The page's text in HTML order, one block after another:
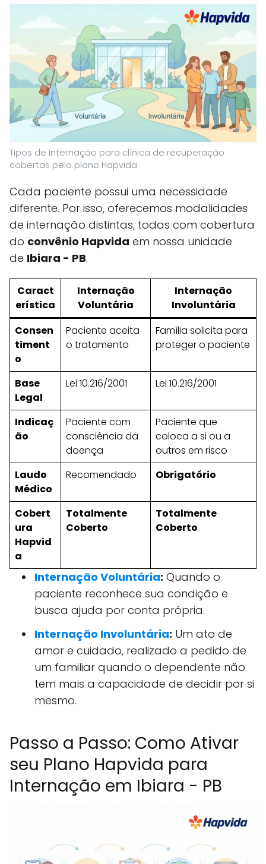
Tipos de Internação para clínica de recuperação
cobertas pelo plano Hapvida
Cada paciente possui uma necessidade
diferente. Por isso, oferecemos modalidades
de internação distintas, todas com cobertura
do convênio Hapvida em nossa unidade
de Ibiara - PB.
Caract
erística
Internação
Voluntária
Internação
Involuntária
Consen
timent
o
Paciente aceita
o tratamento
Família solicita para
proteger o paciente
Base
Legal
Lei 10.216/2001 Lei 10.216/2001
Indicaç
ão
Paciente com
consciência da
doença
Paciente que
coloca a si ou a
outros em risco
Laudo
Médico
Recomendado Obrigatório
Cobert
ura
Hapvid
a
Totalmente
Coberto
Totalmente
Coberto
Internação Voluntária: Quando o
paciente reconhece sua condição e
busca ajuda por conta própria.
Internação Involuntária: Um ato de
amor e cuidado, realizado a pedido de
um familiar quando o dependente não
tem mais a capacidade de decidir por si
mesmo.
Passo a Passo: Como Ativar
seu Plano Hapvida para
Internação em Ibiara - PB